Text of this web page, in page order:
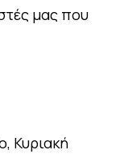
μας που
Κυριακή